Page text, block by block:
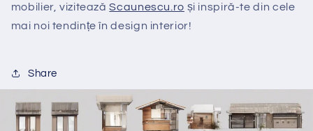
mobilier, viziteazăScaunescu .ro și inspiră-te din cele
mai noi tendințe în design interior!
Share